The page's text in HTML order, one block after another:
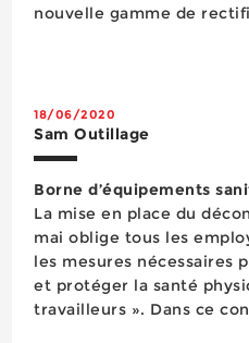
nouvelle gamme de
18/06/2020
Sam Outillage
Borne d’équipements
La mise en place du
mai oblige tous les
les mesures nécessaires
et protéger la santé
travailleurs ». Dans ce